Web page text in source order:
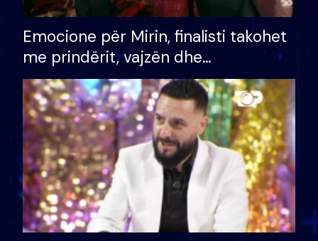
Emocione për Mirin, finalisti takohet
me prindërit, vajzën dhe
bashkëshorten: S’kemi ndonjë letër
divorci apo jo?